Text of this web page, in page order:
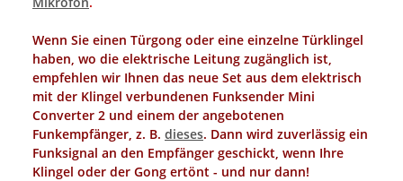
Wenn Sie einen Türgong oder eine einzelne Türklingel
haben, wo die elektrische Leitung zugänglich ist,
empfehlen wir Ihnen das neue Set aus dem elektrisch
mit der Klingel verbundenen Funksender Mini
Converter 2 und einem der angebotenen
Funkempfänger, z. B. dieses. Dann wird zuverlässig ein
Funksignal an den Empfänger geschickt, wenn Ihre
Klingel oder der Gong ertönt - und nur dann!